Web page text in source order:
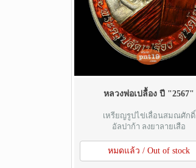
หลวงพ่อเปลื้อง ปี "2567"
เหรียญรูปไข่เลื่อนสมณศักดิ์
อัลปาก้า ลงยาลายเสือ
หมดแล้ว / Out of stock